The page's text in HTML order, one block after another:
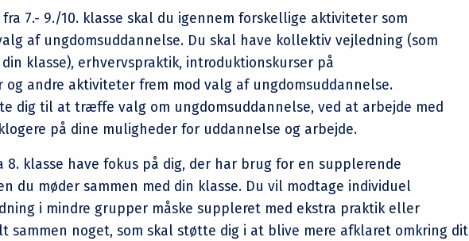
7.- 9./10. klasse skal du igennem forskellige aktiviteter som
af ungdomsuddannelse. Du skal have kollektiv vejledning (som
klasse), erhvervspraktik, introduktionskurser på
og andre aktiviteter frem mod valg af ungdomsuddannelse.
dig til at træffe valg om ungdomsuddannelse, ved at arbejde med
på dine muligheder for uddannelse og arbejde.
8. klasse have fokus på dig, der har brug for en supplerende
du møder sammen med din klasse. Du vil modtage individuel
i mindre grupper måske suppleret med ekstra praktik eller
sammen noget, som skal støtte dig i at blive mere afklaret omkring dit